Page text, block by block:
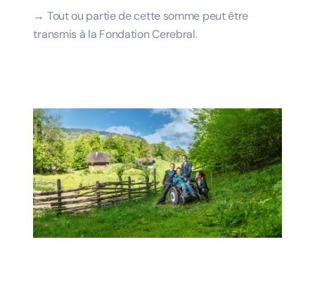
→ Tout ou partie de cette somme peut être
transmis à la Fondation Cerebral.